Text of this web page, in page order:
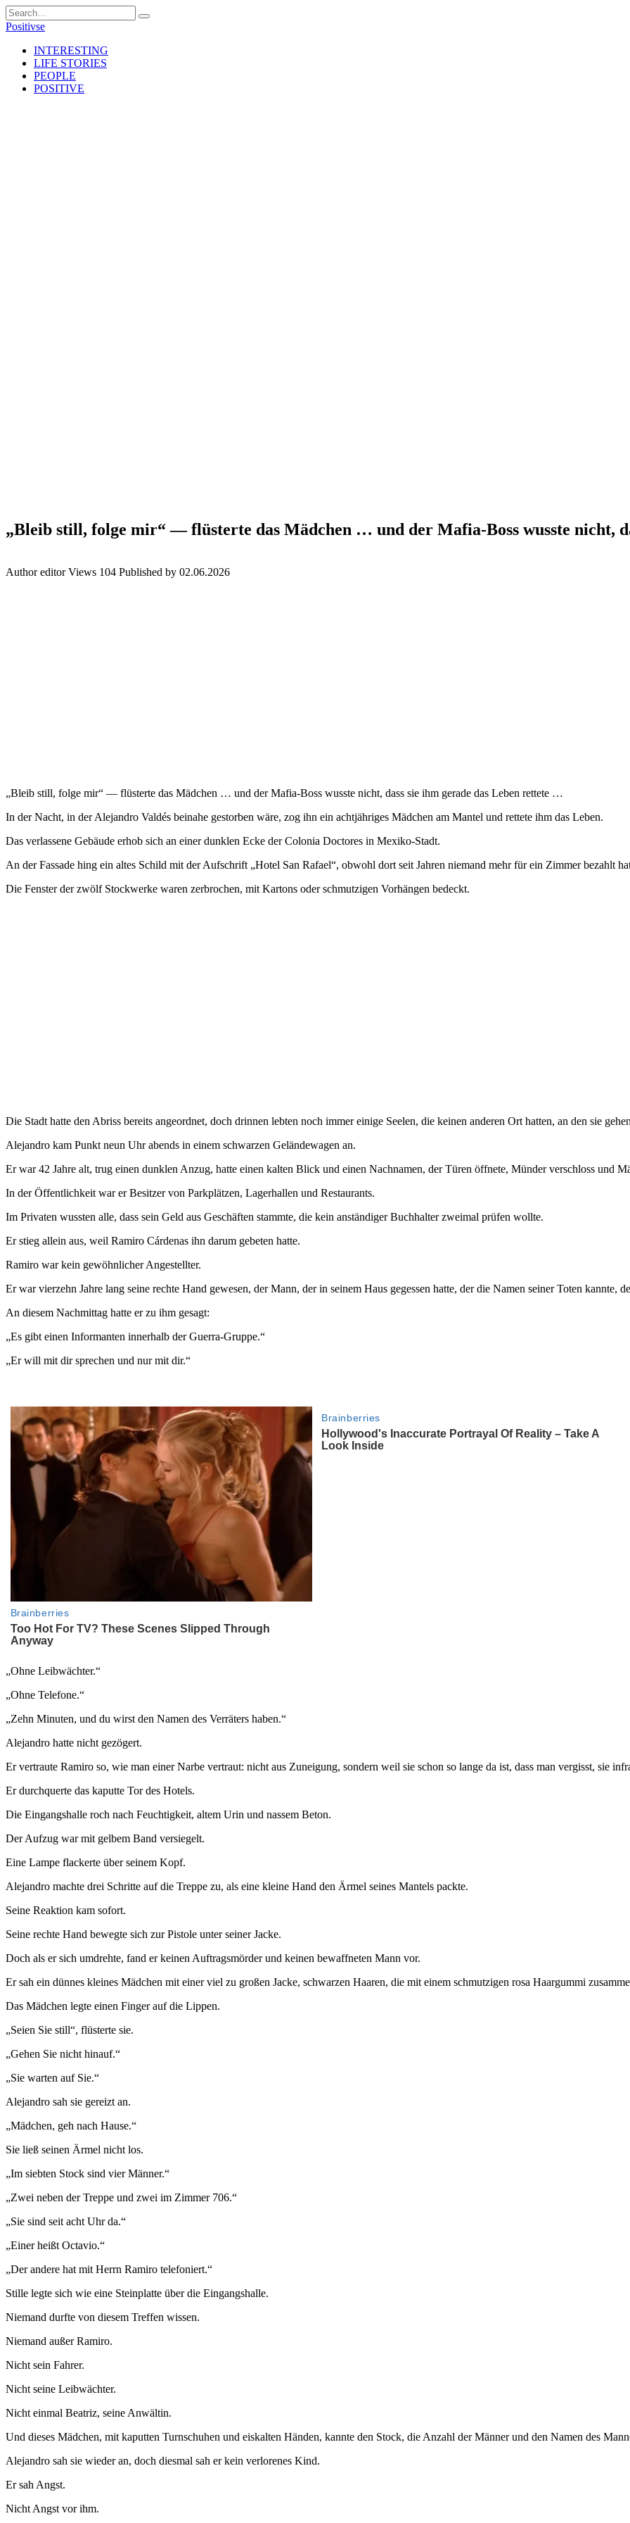
Skip
to
Search
for:
Positivse
INTERESTING
LIFE STORIES
PEOPLE
POSITIVE
„Bleib still, folge mir“ — flüsterte das Mädchen … und der Mafia-Boss wusste nicht,
Author editor Views 104 Published by 02.06.2026
„Bleib still, folge mir“ — flüsterte das Mädchen … und der Mafia-Boss wusste nicht, dass sie ihm gerade das Leben rettete …
In der Nacht, in der Alejandro Valdés beinahe gestorben wäre, zog ihn ein achtjähriges Mädchen am Mantel und rettete ihm das Leben.
Das verlassene Gebäude erhob sich an einer dunklen Ecke der Colonia Doctores in Mexiko-Stadt.
An der Fassade hing ein altes Schild mit der Aufschrift „Hotel San Rafael“, obwohl dort seit Jahren niemand mehr für ein Zimmer bezahlt
Die Fenster der zwölf Stockwerke waren zerbrochen, mit Kartons oder schmutzigen Vorhängen bedeckt.
Die Stadt hatte den Abriss bereits angeordnet, doch drinnen lebten noch immer einige Seelen, die keinen anderen Ort hatten, an den sie
Alejandro kam Punkt neun Uhr abends in einem schwarzen Geländewagen an.
Er war 42 Jahre alt, trug einen dunklen Anzug, hatte einen kalten Blick und einen Nachnamen, der Türen öffnete, Münder verschloss und
In der Öffentlichkeit war er Besitzer von Parkplätzen, Lagerhallen und Restaurants.
Im Privaten wussten alle, dass sein Geld aus Geschäften stammte, die kein anständiger Buchhalter zweimal prüfen wollte.
Er stieg allein aus, weil Ramiro Cárdenas ihn darum gebeten hatte.
Ramiro war kein gewöhnlicher Angestellter.
Er war vierzehn Jahre lang seine rechte Hand gewesen, der Mann, der in seinem Haus gegessen hatte, der die Namen seiner Toten kannte,
An diesem Nachmittag hatte er zu ihm gesagt:
„Es gibt einen Informanten innerhalb der Guerra-Gruppe.“
„Er will mit dir sprechen und nur mit dir.“
„Ohne Leibwächter.“
„Ohne Telefone.“
„Zehn Minuten, und du wirst den Namen des Verräters haben.“
Alejandro hatte nicht gezögert.
Er vertraute Ramiro so, wie man einer Narbe vertraut: nicht aus Zuneigung, sondern weil sie schon so lange da ist, dass man vergisst, sie
Er durchquerte das kaputte Tor des Hotels.
Die Eingangshalle roch nach Feuchtigkeit, altem Urin und nassem Beton.
Der Aufzug war mit gelbem Band versiegelt.
Eine Lampe flackerte über seinem Kopf.
Alejandro machte drei Schritte auf die Treppe zu, als eine kleine Hand den Ärmel seines Mantels packte.
Seine Reaktion kam sofort.
Seine rechte Hand bewegte sich zur Pistole unter seiner Jacke.
Doch als er sich umdrehte, fand er keinen Auftragsmörder und keinen bewaffneten Mann vor.
Er sah ein dünnes kleines Mädchen mit einer viel zu großen Jacke, schwarzen Haaren, die mit einem schmutzigen rosa Haargummi
Das Mädchen legte einen Finger auf die Lippen.
„Seien Sie still“, flüsterte sie.
„Gehen Sie nicht hinauf.“
„Sie warten auf Sie.“
Alejandro sah sie gereizt an.
„Mädchen, geh nach Hause.“
Sie ließ seinen Ärmel nicht los.
„Im siebten Stock sind vier Männer.“
„Zwei neben der Treppe und zwei im Zimmer 706.“
„Sie sind seit acht Uhr da.“
„Einer heißt Octavio.“
„Der andere hat mit Herrn Ramiro telefoniert.“
Stille legte sich wie eine Steinplatte über die Eingangshalle.
Niemand durfte von diesem Treffen wissen.
Niemand außer Ramiro.
Nicht sein Fahrer.
Nicht seine Leibwächter.
Nicht einmal Beatriz, seine Anwältin.
Und dieses Mädchen, mit kaputten Turnschuhen und eiskalten Händen, kannte den Stock, die Anzahl der Männer und den Namen des
Alejandro sah sie wieder an, doch diesmal sah er kein verlorenes Kind.
Er sah Angst.
Nicht Angst vor ihm.